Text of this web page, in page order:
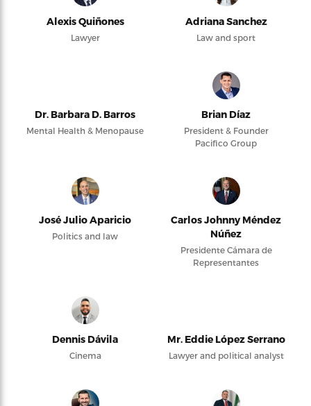
Alexis Quiñones
Lawyer
Adriana Sanchez
Law and sport
Dr. Barbara D. Barros
Mental Health & Menopause
Brian Díaz
President & Founder
Pacifico Group
José Julio Aparicio
Politics and law
Carlos Johnny Méndez
Núñez
Presidente Cámara de
Representantes
Dennis Dávila
Cinema
Mr. Eddie López Serrano
Lawyer and political analyst